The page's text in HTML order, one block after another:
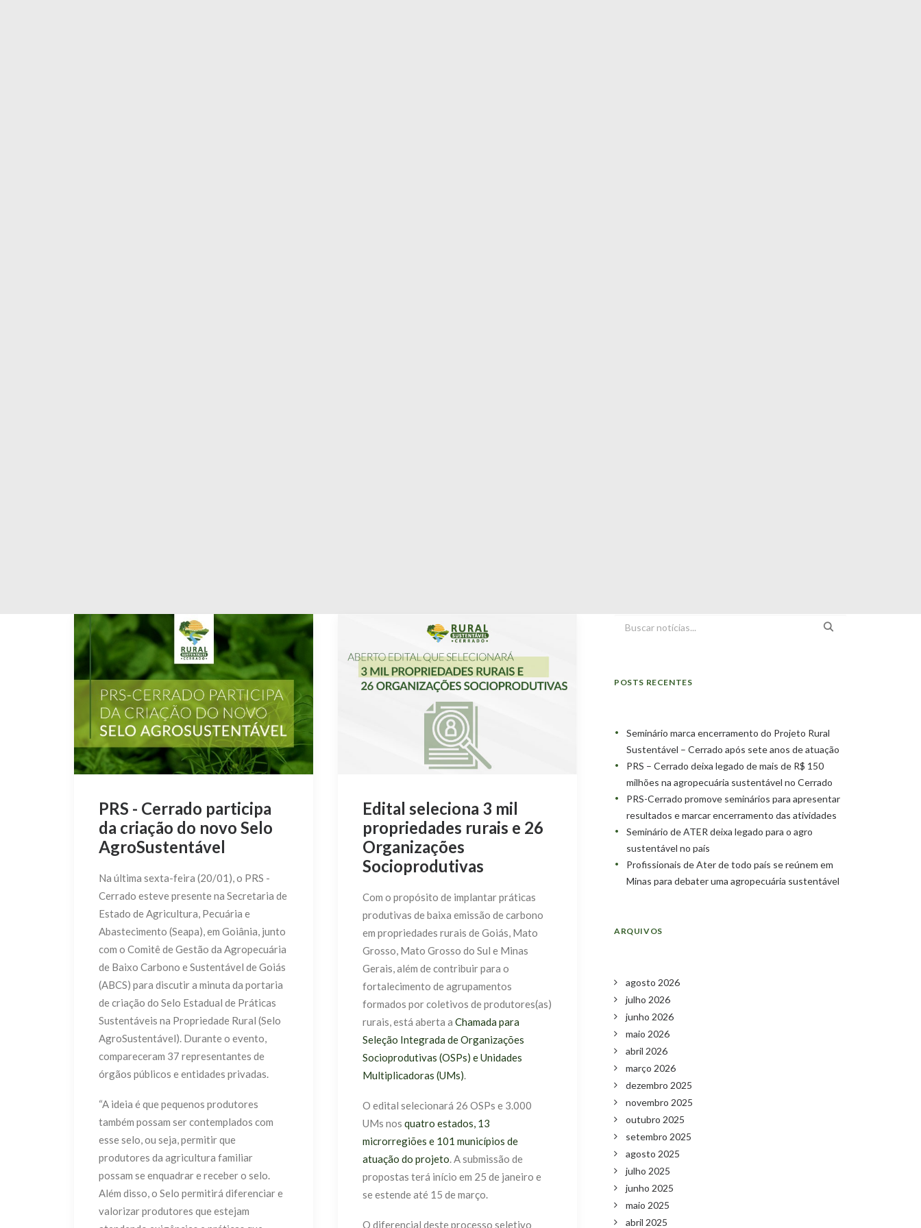
PRS - Cerrado participa
da criação do novo Selo
AgroSustentável
Na última sexta-feira (20/01), o PRS -
Cerrado esteve presente na Secretaria de
Estado de Agricultura, Pecuária e
Abastecimento (Seapa), em Goiânia, junto
com o Comitê de Gestão da Agropecuária
de Baixo Carbono e Sustentável de Goiás
(ABCS) para discutir a minuta da portaria
de criação do Selo Estadual de Práticas
Sustentáveis na Propriedade Rural (Selo
AgroSustentável). Durante o evento,
compareceram 37 representantes de
órgãos públicos e entidades privadas.
“A ideia é que pequenos produtores
também possam ser contemplados com
esse selo, ou seja, permitir que
produtores da agricultura familiar
possam se enquadrar e receber o selo.
Além disso, o Selo permitirá diferenciar e
valorizar produtores que estejam
Edital seleciona 3 mil
propriedades rurais e 26
Organizações
Socioprodutivas
Com o propósito de implantar práticas
produtivas de baixa emissão de carbono
em propriedades rurais de Goiás, Mato
Grosso, Mato Grosso do Sul e Minas
Gerais, além de contribuir para o
fortalecimento de agrupamentos
formados por coletivos de produtores(as)
rurais, está aberta a Chamada para
Seleção Integrada de Organizações
Socioprodutivas (OSPs) e Unidades
Multiplicadoras (UMs).
O edital selecionará 26 OSPs e 3.000
UMs nos quatro estados, 13
microrregiões e 101 municípios de
atuação do projeto. A submissão de
propostas terá início em 25 de janeiro e
se estende até 15 de março.
O diferencial deste processo seletivo
POSTS RECENTES
Seminário marca encerramento do Projeto Rural
Sustentável – Cerrado após sete anos de atuação
PRS – Cerrado deixa legado de mais de R$ 150
milhões na agropecuária sustentável no Cerrado
PRS-Cerrado promove seminários para apresentar
resultados e marcar encerramento das atividades
Seminário de ATER deixa legado para o agro
sustentável no país
Profissionais de Ater de todo país se reúnem em
Minas para debater uma agropecuária sustentável
ARQUIVOS
agosto 2026
julho 2026
junho 2026
maio 2026
abril 2026
março 2026
dezembro 2025
novembro 2025
outubro 2025
setembro 2025
agosto 2025
julho 2025
junho 2025
maio 2025
abril 2025